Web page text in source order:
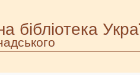
бібліотека